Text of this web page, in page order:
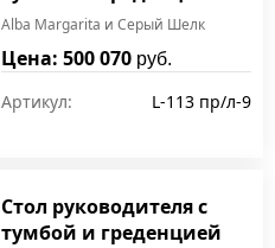
Alba Margarita и Серый Шелк
Цена: 500 070 руб.
Артикул: L-113 пр/л-9
Стол руководителя с
тумбой и греденцией